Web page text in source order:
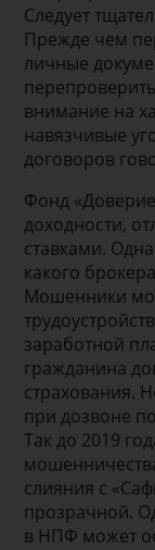
Следует
Прежде чем
личные
внимание на
навязчивые
договоров
Фонд
доходности,
ставками.
какого
Мошенники
заработной
гражданина
страхования.
при дозвоне
Так до 2019
слияния с
прозрачной.
в НПФ может